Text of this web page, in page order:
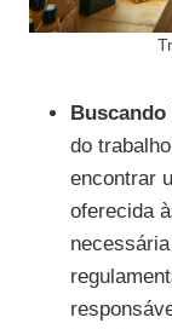
do
encontrar
oferecida